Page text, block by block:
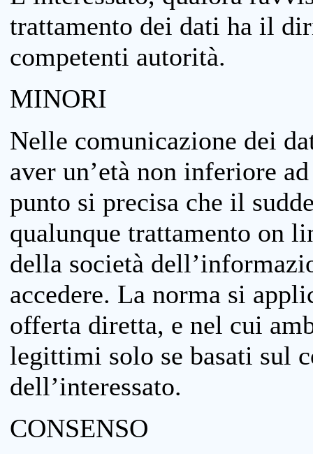
trattamento dei dati ha il
competenti autorità.
MINORI
Nelle comunicazione dei
aver un’età non inferiore
punto si precisa che il
qualunque trattamento on
della società
accedere. La norma si
offerta diretta, e nel cui
legittimi solo se basati sul
dell’interessato.
CONSENSO